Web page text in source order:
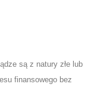
są z natury złe lub
finansowego bez